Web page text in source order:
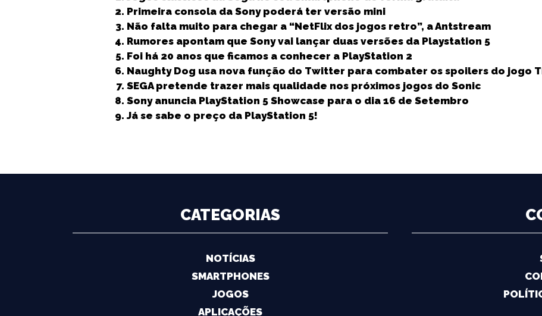
e
b
o
o
k
t
e
r
l
ts
A
p
p
e
dI
n
e
n
g
e
r
r
e
Primeira consola da Sony poderá ter versão mini
Não falta muito para chegar a “NetFlix dos jogos retro”, a Antstream
Rumores apontam que Sony vai lançar duas versões da Playstation 5
Foi há 20 anos que ficamos a conhecer a PlayStation 2
Naughty Dog usa nova função do Twitter para combater os spoilers do jogo
SEGA pretende trazer mais qualidade nos próximos jogos do Sonic
Sony anuncia PlayStation 5 Showcase para o dia 16 de Setembro
Já se sabe o preço da PlayStation 5!
CATEGORIAS
NOTÍCIAS
SMARTPHONES
JOGOS
APLICAÇÕES